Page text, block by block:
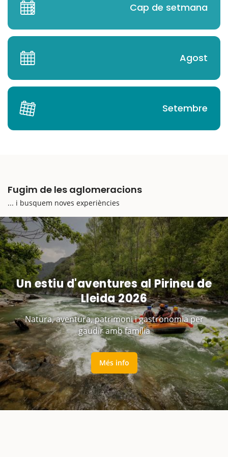
Cap de setmana
Agost
Setembre
Fugim de les aglomeracions
... i busquem noves experiències
Un estiu d'aventures al Pirineu de
Lleida 2026
Natura, aventura, patrimoni i gastronomia per
gaudir amb família
Més info